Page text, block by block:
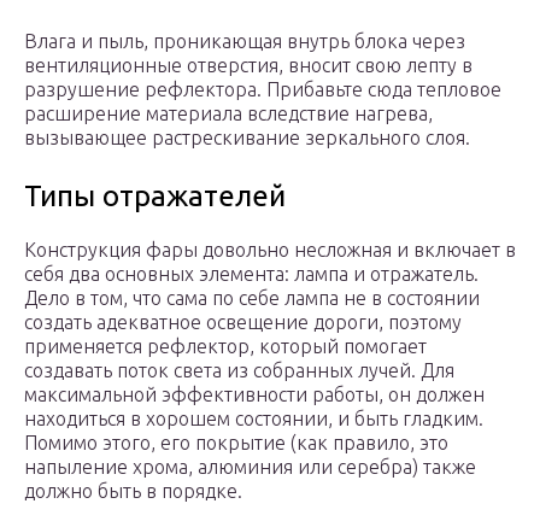
Влага и пыль, проникающая внутрь блока через
вентиляционные отверстия, вносит свою лепту в
разрушение рефлектора. Прибавьте сюда тепловое
расширение материала вследствие нагрева,
вызывающее растрескивание зеркального слоя.
Типы отражателей
Конструкция фары довольно несложная и включает в
себя два основных элемента: лампа и отражатель.
Дело в том, что сама по себе лампа не в состоянии
создать адекватное освещение дороги, поэтому
применяется рефлектор, который помогает
создавать поток света из собранных лучей. Для
максимальной эффективности работы, он должен
находиться в хорошем состоянии, и быть гладким.
Помимо этого, его покрытие (как правило, это
напыление хрома, алюминия или серебра) также
должно быть в порядке.